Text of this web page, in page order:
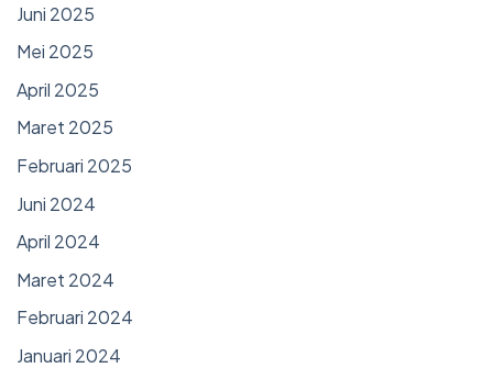
Juni 2025
Mei 2025
April 2025
Maret 2025
Februari 2025
Juni 2024
April 2024
Maret 2024
Februari 2024
Januari 2024